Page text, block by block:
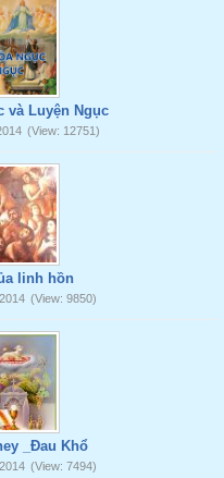
và Luyện Ngục
(View: 12751)
linh hồn
(View: 9850)
_Đau Khổ
(View: 7494)